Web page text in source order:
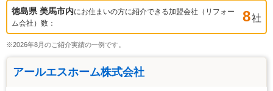
徳島県 美馬市内にお住まいの方に紹介できる加盟会社（リフォー
ム会社）数：
8社
※2026年8月のご紹介実績の一例です。
アールエスホーム株式会社